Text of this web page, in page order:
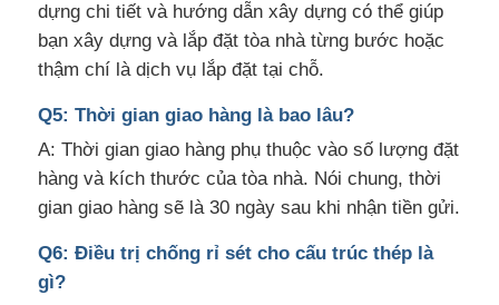
dựng chi tiết và hướng dẫn xây dựng có thể giúp
bạn xây dựng và lắp đặt tòa nhà từng bước hoặc
thậm chí là dịch vụ lắp đặt tại chỗ.
Q5: Thời gian giao hàng là bao lâu?
A: Thời gian giao hàng phụ thuộc vào số lượng đặt
hàng và kích thước của tòa nhà. Nói chung, thời
gian giao hàng sẽ là 30 ngày sau khi nhận tiền gửi.
Q6: Điều trị chống rỉ sét cho cấu trúc thép là
gì?